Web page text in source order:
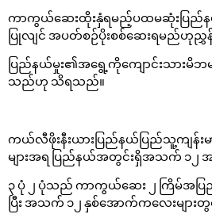
ကာကွယ်ဆေးထိုးနှံရမည့်ပထမဆုံးပြည်နယ်ဖ
ပြုလျင် အပတ်စဉ်ပိုးစစ်ဆေးရမည်ဟုညွှ
ပြည်နယ်မှုး၏အရွေ့ကိုကျောင်းသားမိဘ
သည်ဟု သိရသည်။
ကယ်လီဖိုးနီးယားပြည်နယ်ပြည်သူ့ကျန်
များအရ ပြည်နယ်အတွင်းရှိအသက် ၁၂
၃ ပုံ ၂ ပုံသည် ကာကွယ်ဆေး ၂ ကြိမ်အပြည့်
ပြီး အသက် ၁၂ နှစ်အောက်ကလေးမျာ